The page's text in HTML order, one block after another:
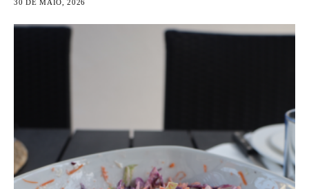
30 DE MAIO, 2026